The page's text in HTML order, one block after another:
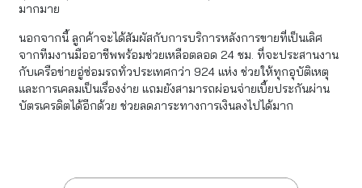
มากมาย
นอกจากนี้ ลูกค้าจะได้สัมผัสกับการบริการหลังการขายที่เป็นเลิศ
จากทีมงานมืออาชีพพร้อมช่วยเหลือตลอด 24 ชม. ที่จะประสานงาน
กับเครือข่ายอู่ซ่อมรถทั่วประเทศกว่า 924 แห่ง ช่วยให้ทุกอุบัติเหตุ
และการเคลมเป็นเรื่องง่าย แถมยังสามารถผ่อนจ่ายเบี้ยประกันผ่าน
บัตรเครดิตได้อีกด้วย ช่วยลดภาระทางการเงินลงไปได้มาก